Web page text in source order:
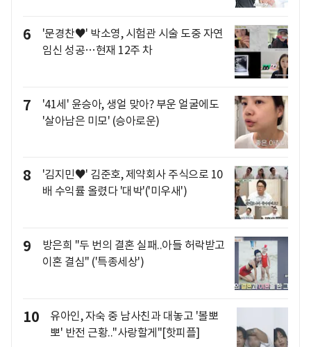
6
'문경찬♥' 박소영, 시험관 시술 도중 자연
임신 성공…현재 12주 차
7
'41세' 윤승아, 생얼 맞아? 부운 얼굴에도
'살아남은 미모' (승아로운)
8
'김지민♥' 김준호, 제약회사 주식으로 10
배 수익률 올렸다 '대박'('미우새')
9
방은희 "두 번의 결혼 실패..아들 허락받고
이혼 결심" ('특종세상')
10
유아인, 자숙 중 남사친과 대놓고 '볼뽀
뽀' 반전 근황.."사랑할게"[핫피플]